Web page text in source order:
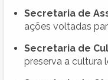
Secretaria de
ações voltadas
Secretaria de
preserva a cultura